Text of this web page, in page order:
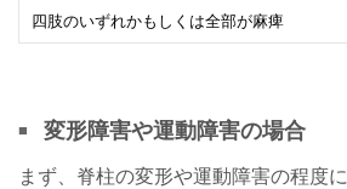
四肢のいずれかもしくは全部が麻痺
変形障害や運動障害の場合
まず、脊柱の変形や運動障害の程度